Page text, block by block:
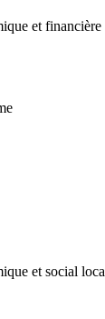
et financière
et social